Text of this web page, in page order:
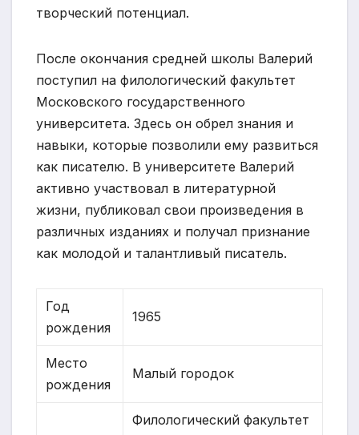
творческий потенциал.
После окончания средней школы Валерий
поступил на филологический факультет
Московского государственного
университета. Здесь он обрел знания и
навыки, которые позволили ему развиться
как писателю. В университете Валерий
активно участвовал в литературной
жизни, публиковал свои произведения в
различных изданиях и получал признание
как молодой и талантливый писатель.
Год
рождения
1965
Место
рождения
Малый городок
Филологический факультет